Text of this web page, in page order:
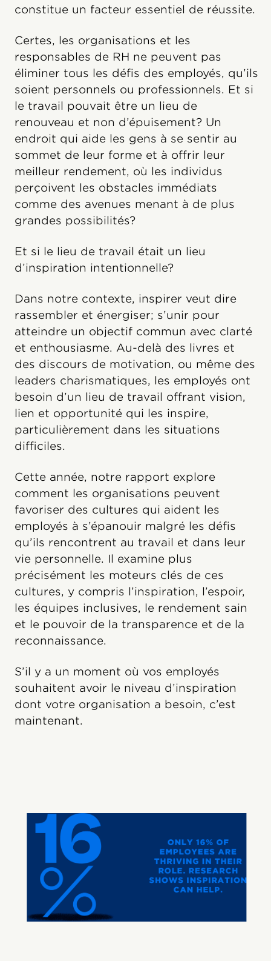
constitue un facteur essentiel de réussite.
Certes, les organisations et les
responsables de RH ne peuvent pas
éliminer tous les défis des employés, qu’ils
soient personnels ou professionnels. Et si
le travail pouvait être un lieu de
renouveau et non d’épuisement? Un
endroit qui aide les gens à se sentir au
sommet de leur forme et à offrir leur
meilleur rendement, où les individus
perçoivent les obstacles immédiats
comme des avenues menant à de plus
grandes possibilités?
Et si le lieu de travail était un lieu
d’inspiration intentionnelle?
Dans notre contexte, inspirer veut dire
rassembler et énergiser; s’unir pour
atteindre un objectif commun avec clarté
et enthousiasme. Au-delà des livres et
des discours de motivation, ou même des
leaders charismatiques, les employés ont
besoin d’un lieu de travail offrant vision,
lien et opportunité qui les inspire,
particulièrement dans les situations
difficiles.
Cette année, notre rapport explore
comment les organisations peuvent
favoriser des cultures qui aident les
employés à s’épanouir malgré les défis
qu’ils rencontrent au travail et dans leur
vie personnelle. Il examine plus
précisément les moteurs clés de ces
cultures, y compris l’inspiration, l’espoir,
les équipes inclusives, le rendement sain
et le pouvoir de la transparence et de la
reconnaissance.
S’il y a un moment où vos employés
souhaitent avoir le niveau d’inspiration
dont votre organisation a besoin, c’est
maintenant.